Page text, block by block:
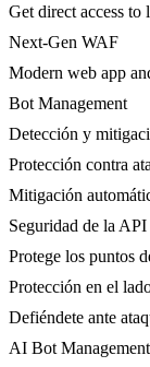
Get direct access to
Next-Gen WAF
Modern web app
Bot Management
Detección y
Protección contra
Mitigación
Seguridad de la API
Protege los puntos
Protección en el
Defiéndete ante
AI Bot Management